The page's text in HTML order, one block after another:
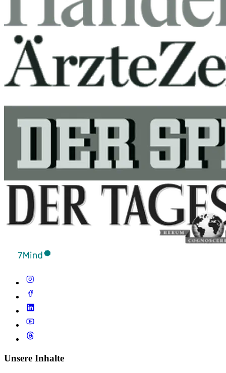
Unsere Inhalte